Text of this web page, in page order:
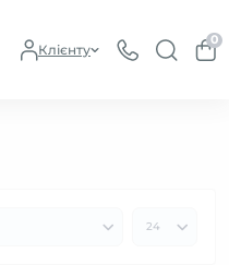
Клієнту
0